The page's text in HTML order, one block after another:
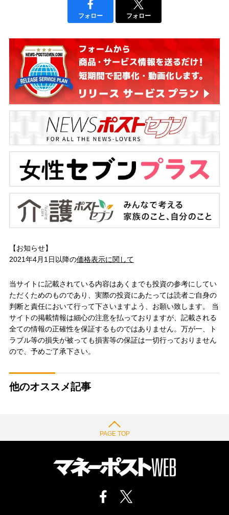
フォロー フォロー
【お知らせ】
2021年4月1日以降の価格表示に関して
当サイトに記載されている内容はあくまでも投資の参考にしてい
ただくためのものであり、実際の投資にあたっては読者ご自身の
判断と責任において行って下さいますよう、お願い致します。 当
サイトの掲載情報は細心の注意を払っておりますが、記載される
全ての情報の正確性を保証するものではありません。万が一、ト
ラブル等の損失が被っても損害等の保証は一切行っておりません
ので、予めご了承下さい。
他のオススメ記事
PAGE TOP